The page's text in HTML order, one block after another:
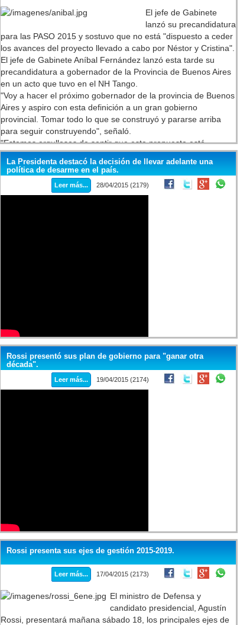
El jefe de Gabinete
lanzó su precandidatura
para las PASO 2015 y sostuvo que no está "dispuesto a ceder
los avances del proyecto llevado a cabo por Néstor y Cristina".
El jefe de Gabinete Aníbal Fernández lanzó esta tarde su
precandidatura a gobernador de la Provincia de Buenos Aires
en un acto que tuvo en el NH Tango.
"Voy a hacer el próximo gobernador de la provincia de Buenos
Aires y aspiro con esta definición a un gran gobierno
provincial. Tomar todo lo que se construyó y pararse arriba
para seguir construyendo", señaló.
"Estamos orgullosos de sentir que esta propuesta está
comprendida dentro del marco del FPV y que vamos a dar
batalla en octubre para volver a ser gobierno. No estamos
dispuestos a ceder los avances del proyecto llevado a cabo
por Néstor y Cristina", dijo ante el auditorio.
La Presidenta destacó la decisión de llevar adelante una
política de desarme en el país.
Leer más... 28/04/2015 (2179)
Rossi presentó sus plan de gobierno para "ganar otra
década".
Leer más... 19/04/2015 (2174)
Rossi presenta sus ejes de gestión 2015-2019.
Leer más... 17/04/2015 (2173)
El ministro de Defensa y
candidato presidencial, Agustín
Rossi, presentará mañana sábado 18, los principales ejes de